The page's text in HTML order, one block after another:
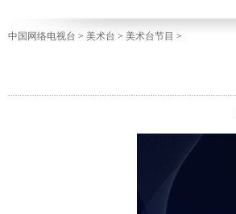
中国网络电视台 > 美术台 > 美术台节目 >